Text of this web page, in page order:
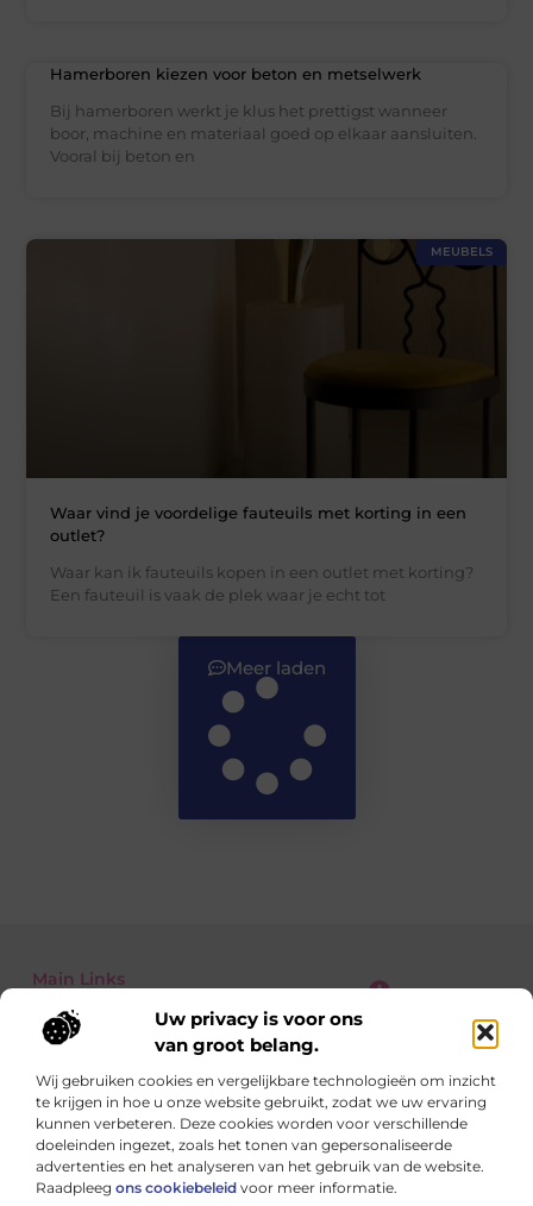
Uw privacy is voor ons
van groot belang.
Wij gebruiken cookies en vergelijkbare technologieën om inzicht
te krijgen in hoe u onze website gebruikt, zodat we uw ervaring
kunnen verbeteren. Deze cookies worden voor verschillende
doeleinden ingezet, zoals het tonen van gepersonaliseerde
advertenties en het analyseren van het gebruik van de website.
Raadpleeg ons cookiebeleid voor meer informatie.
Hamerboren kiezen voor beton en metselwerk
Bij hamerboren werkt je klus het prettigst wanneer
boor, machine en materiaal goed op elkaar aansluiten.
Vooral bij beton en
MEUBELS
Waar vind je voordelige fauteuils met korting in een
outlet?
Waar kan ik fauteuils kopen in een outlet met korting?
Een fauteuil is vaak de plek waar je echt tot
Meer laden
Main Links
Dagelijks nieuwe inspiratie op StudioZoe.nl
Artikelen boordevol ideeën, inzichten en praktische tips
voor een leven met meer kleur en balans.